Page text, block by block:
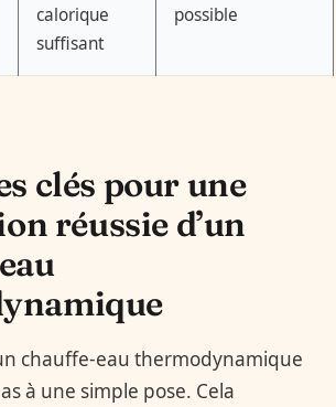
calorique
suffisant
possible
clés pour une
réussie d’un
chauffe-eau thermodynamique
à une simple pose. Cela